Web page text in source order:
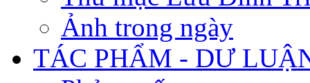
Ảnh trong ngày
TÁC PHẨM - DƯ